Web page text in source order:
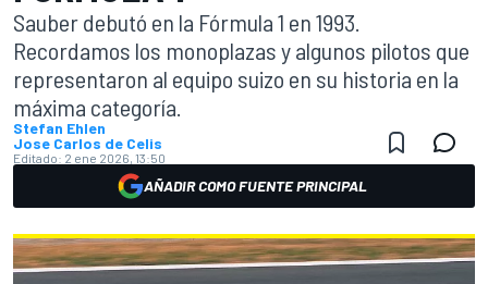
Sauber debutó en la Fórmula 1 en 1993.
Recordamos los monoplazas y algunos pilotos que
representaron al equipo suizo en su historia en la
máxima categoría.
Stefan Ehlen
Jose Carlos de Celis
Editado: 2 ene 2026, 13:50
AÑADIR COMO FUENTE PRINCIPAL